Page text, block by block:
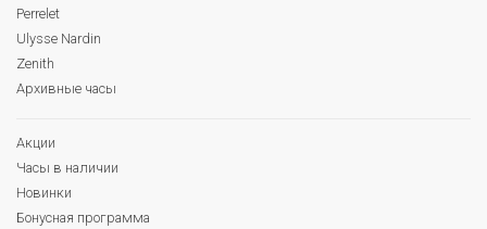
Perrelet
Ulysse Nardin
Zenith
Архивные часы
Акции
Часы в наличии
Новинки
Бонусная программа